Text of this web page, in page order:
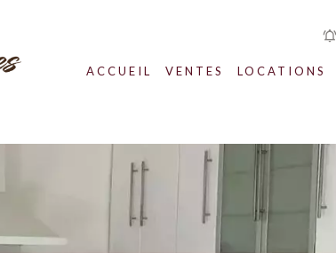
ACCUEIL VENTES LOCATIONS